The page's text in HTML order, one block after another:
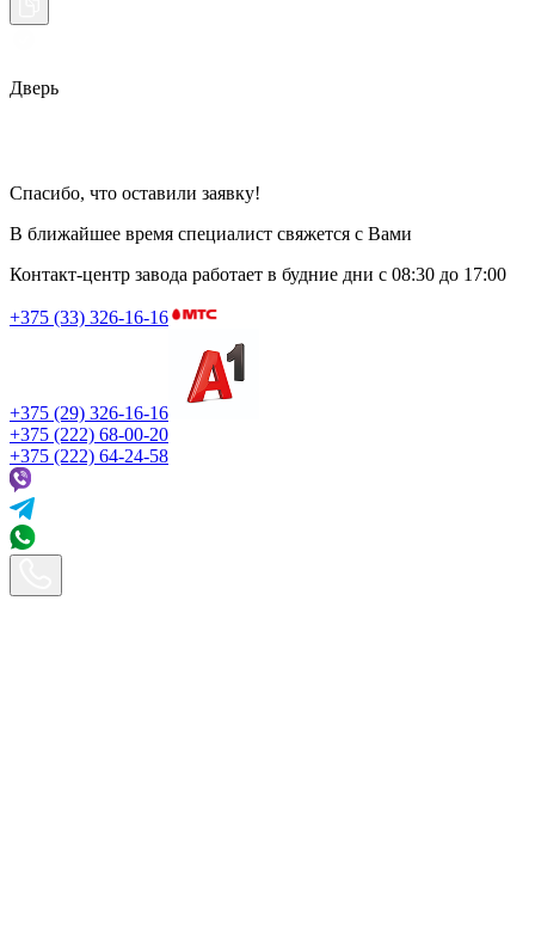
Дверь
Спасибо, что оставили заявку!
В ближайшее время специалист свяжется с Вами
Контакт-центр завода работает в будние дни с 08:30 до 17:00
+375 (33) 326-16-16
+375 (29) 326-16-16
+375 (222) 68-00-20
+375 (222) 64-24-58